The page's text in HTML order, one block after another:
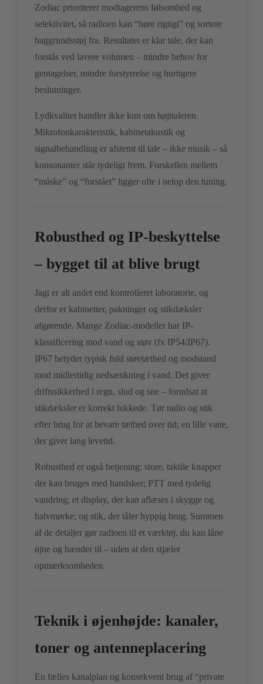
Zodiac prioriterer modtagerens følsomhed og
selektivitet, så radioen kan “høre rigtigt” og sortere
baggrundsstøj fra. Resultatet er klar tale, der kan
forstås ved lavere volumen – mindre behov for
gentagelser, mindre forstyrrelse og hurtigere
beslutninger.
Lydkvalitet handler ikke kun om højttaleren.
Mikrofonkarakteristik, kabinetakustik og
signalbehandling er afstemt til tale – ikke musik – så
konsonanter står tydeligt frem. Forskellen mellem
“måske” og “forstået” ligger ofte i netop den tuning.
Robusthed og IP-beskyttelse
– bygget til at blive brugt
Jagt er alt andet end kontrolleret laboratorie, og
derfor er kabinetter, pakninger og stikdæksler
afgørende. Mange Zodiac-modeller har IP-
klassificering mod vand og støv (fx IP54/IP67).
IP67 betyder typisk fuld støvtæthed og modstand
mod midlertidig nedsænkning i vand. Det giver
driftssikkerhed i regn, slud og sne – forudsat at
stikdæksler er korrekt lukkede. Tør radio og stik
efter brug for at bevare tæthed over tid; en lille vane,
der giver lang levetid.
Robusthed er også betjening: store, taktile knapper
der kan bruges med handsker; PTT med tydelig
vandring; et display, der kan aflæses i skygge og
halvmørke; og stik, der tåler hyppig brug. Summen
af de detaljer gør radioen til et værktøj, du kan låne
øjne og hænder til – uden at den stjæler
opmærksomheden.
Teknik i øjenhøjde: kanaler,
toner og antenneplacering
En fælles kanalplan og konsekvent brug af “private